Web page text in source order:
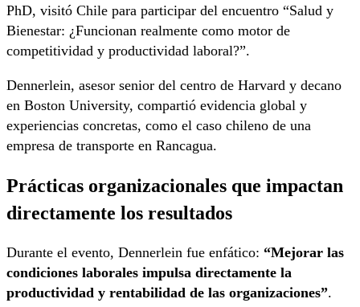
PhD, visitó Chile para participar del encuentro “Salud y
Bienestar: ¿Funcionan realmente como motor de
competitividad y productividad laboral?”.
Dennerlein, asesor senior del centro de Harvard y decano
en Boston University, compartió evidencia global y
experiencias concretas, como el caso chileno de una
empresa de transporte en Rancagua.
Prácticas organizacionales que impactan
directamente los resultados
Durante el evento, Dennerlein fue enfático: “Mejorar las
condiciones laborales impulsa directamente la
productividad y rentabilidad de las organizaciones”.